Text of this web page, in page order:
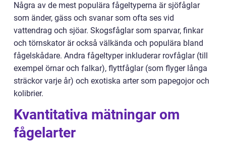
Några av de mest populära fågeltyperna är sjöfåglar
som änder, gäss och svanar som ofta ses vid
vattendrag och sjöar. Skogsfåglar som sparvar, finkar
och törnskator är också välkända och populära bland
fågelskådare. Andra fågeltyper inkluderar rovfåglar (till
exempel örnar och falkar), flyttfåglar (som flyger långa
sträckor varje år) och exotiska arter som papegojor och
kolibrier.
Kvantitativa mätningar om
fågelarter